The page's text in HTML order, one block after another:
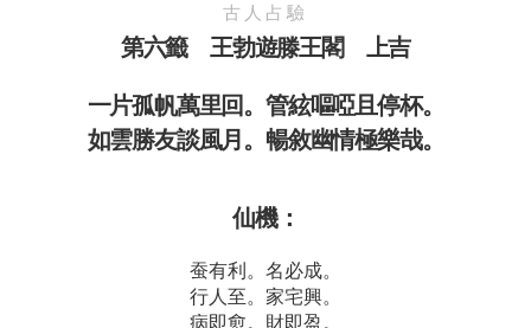
古人占驗
第六籤 王勃遊滕王閣 上吉
一片孤帆萬里回。管絃嘔啞且停杯。
如雲勝友談風月。暢敘幽情極樂哉。
仙機：
蚕有利。名必成。
行人至。家宅興。
病即愈。財即盈。